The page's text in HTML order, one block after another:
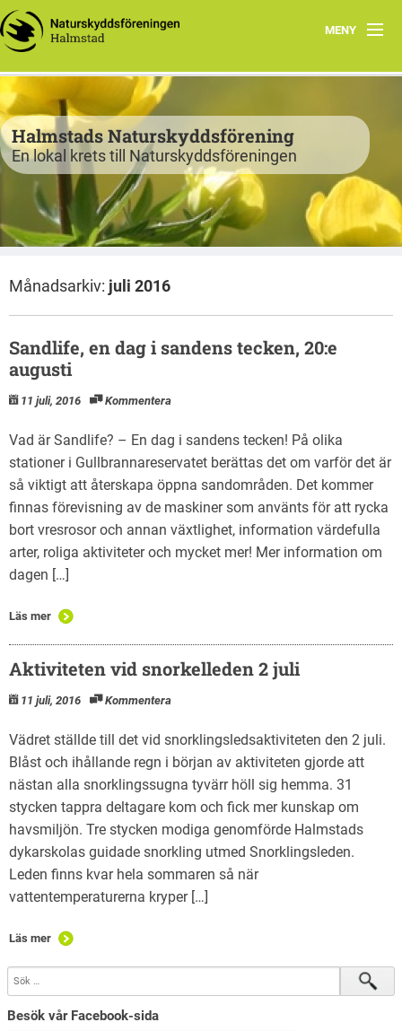
MENY
Program
Verksamhet
Björkelund
Om oss
Havsnätverk
Halmstads Naturskyddsförening
En lokal krets till Naturskyddsföreningen
Månadsarkiv: juli 2016
Sandlife, en dag i sandens tecken, 20:e
augusti
11 juli, 2016 Kommentera
Vad är Sandlife? – En dag i sandens tecken! På olika
stationer i Gullbrannareservatet berättas det om varför det är
så viktigt att återskapa öppna sandområden. Det kommer
finnas förevisning av de maskiner som använts för att rycka
bort vresrosor och annan växtlighet, information värdefulla
arter, roliga aktiviteter och mycket mer! Mer information om
dagen […]
Läs mer
Aktiviteten vid snorkelleden 2 juli
11 juli, 2016 Kommentera
Vädret ställde till det vid snorklingsledsaktiviteten den 2 juli.
Blåst och ihållande regn i början av aktiviteten gjorde att
nästan alla snorklingssugna tyvärr höll sig hemma. 31
stycken tappra deltagare kom och fick mer kunskap om
havsmiljön. Tre stycken modiga genomförde Halmstads
dykarskolas guidade snorkling utmed Snorklingsleden.
Leden finns kvar hela sommaren så när
vattentemperaturerna kryper […]
Läs mer
Besök vår Facebook-sida